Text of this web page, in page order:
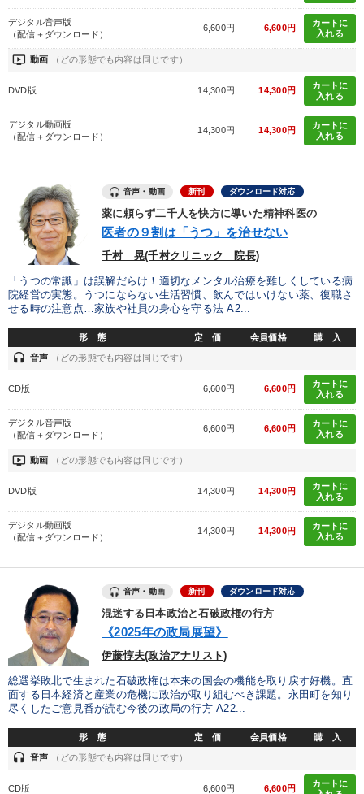
目的別
後継者に聞かせたい 業績を伸ばしたい 発想力を磨きたい
キーワード
デジタルマーケティング
大竹愼一 異発想 インバウンド
すべての音声・動画（全2077タイトル）からお探しいただけます
タグ・キーワード
リーダーシップ 話し方 会社を守る 会社数字を学ぶ
中小企業 SNS活用 創業者 企業文化
多様性・ダイバーシティ
※「更新」を押すと「タグ・キーワード」を更新いただけます。
デジタル音声版
（配信＋ダウンロード）
6,600円 6,600円
カートに
入れる
ondemand_video 動画 （どの形態でも内容は同じです）
DVD版 14,300円 14,300円
カートに
入れる
デジタル動画版
（配信＋ダウンロード）
14,300円 14,300円
カートに
入れる
音声・動画 新刊 ダウンロード対応
薬に頼らず二千人を快方に導いた精神科医の
医者の９割は「うつ」を治せない
千村 晃(千村クリニック 院長)
「うつの常識」は誤解だらけ！適切なメンタル治療を難しくしている病
院経営の実態。うつにならない生活習慣、飲んではいけない薬、復職さ
せる時の注意点…家族や社員の身心を守る法 A2...
形 態 定 価 会員価格 購 入
headset 音声 （どの形態でも内容は同じです）
CD版 6,600円 6,600円
カートに
入れる
デジタル音声版
（配信＋ダウンロード）
6,600円 6,600円
カートに
入れる
ondemand_video 動画 （どの形態でも内容は同じです）
DVD版 14,300円 14,300円
カートに
入れる
デジタル動画版
（配信＋ダウンロード）
14,300円 14,300円
カートに
入れる
音声・動画 新刊 ダウンロード対応
混迷する日本政治と石破政権の行方
《2025年の政局展望》
伊藤惇夫(政治アナリスト)
総選挙敗北で生まれた石破政権は本来の国会の機能を取り戻す好機。直
面する日本経済と産業の危機に政治が取り組むべき課題。永田町を知り
尽くしたご意見番が読む今後の政局の行方 A22...
形 態 定 価 会員価格 購 入
headset 音声 （どの形態でも内容は同じです）
CD版 6,600円 6,600円
カートに